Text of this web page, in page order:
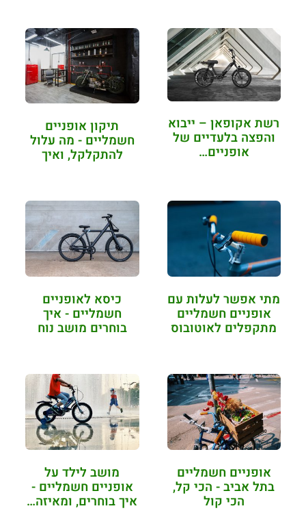
רשת אקופאן – ייבוא
והפצה בלעדיים של
אופניים…
תיקון אופניים
חשמליים - מה עלול
להתקלקל, ואיך
מתי אפשר לעלות עם
אופניים חשמליים
מתקפלים לאוטובוס
כיסא לאופניים
חשמליים - איך
בוחרים מושב נוח
אופניים חשמליים
בתל אביב - הכי קל,
הכי קול
מושב לילד על
אופניים חשמליים -
איך בוחרים, ומאיזה…